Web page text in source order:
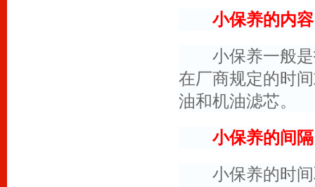
小保养的内
小保养一般是
在厂商规定的时
油和机油滤芯。
小保养的间
小保养的时间